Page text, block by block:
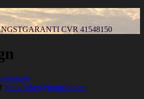
CVR 41548150
frank.fisker@hotmail.com